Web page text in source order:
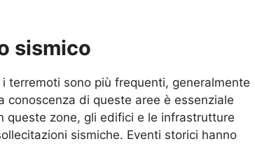
sismico
terremoti sono più frequenti, generalmente
di queste aree è essenziale
queste zone, gli edifici e le infrastrutture
sismiche. Eventi storici hanno